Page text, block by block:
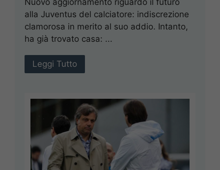
alla Juventus del calciatore: indiscrezione
clamorosa in merito al suo addio. Intanto,
ha già trovato casa: ...
Leggi Tutto